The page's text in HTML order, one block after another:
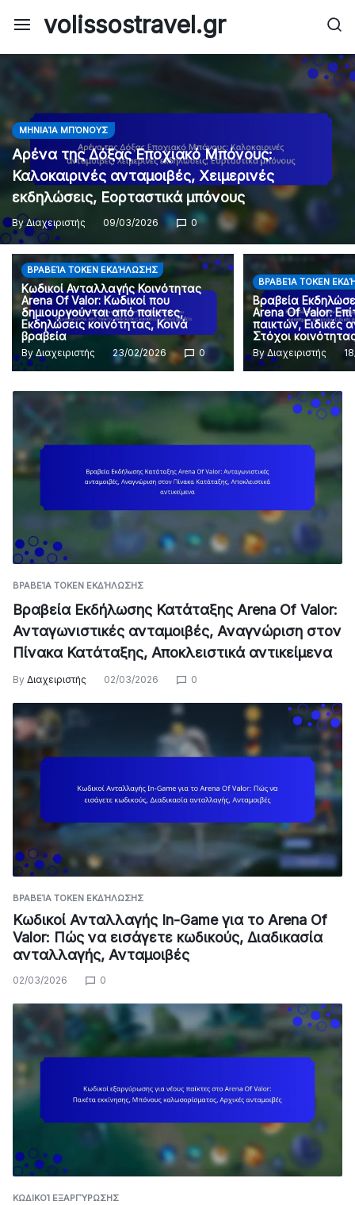
volissostravel.gr
ΜΗΝΙΑΊΑ ΜΠΌΝΟΥΣ
Αρένα της Δόξας Εποχιακό Μπόνους:
Καλοκαιρινές ανταμοιβές, Χειμερινές
εκδηλώσεις, Εορταστικά μπόνους
ByΔιαχειριστής 09/03/2026 0
ΒΡΑΒΕΊΑ TOKEN ΕΚΔΉΛΩΣΗΣ
Κωδικοί Ανταλλαγής Κοινότητας
Arena Of Valor: Κωδικοί που
δημιουργούνται από παίκτες,
Εκδηλώσεις κοινότητας, Κοινά
βραβεία
ByΔιαχειριστής 23/02/2026 0
ΒΡΑΒΕΊΑ TOKEN
Βραβεία
Arena Of Valor:
παικτών, Ειδικές
Στόχοι
ByΔιαχειριστής
ΒΡΑΒΕΊΑ TOKEN ΕΚΔΉΛΩΣΗΣ
Βραβεία Εκδήλωσης Κατάταξης Arena Of Valor:
Ανταγωνιστικές ανταμοιβές, Αναγνώριση στον
Πίνακα Κατάταξης, Αποκλειστικά αντικείμενα
By Διαχειριστής 02/03/2026 0
ΒΡΑΒΕΊΑ TOKEN ΕΚΔΉΛΩΣΗΣ
Κωδικοί Ανταλλαγής In-Game για το Arena Of
Valor: Πώς να εισάγετε κωδικούς, Διαδικασία
ανταλλαγής, Ανταμοιβές
02/03/2026 0
ΚΩΔΙΚΟΊ ΕΞΑΡΓΎΡΩΣΗΣ